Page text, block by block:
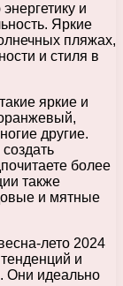
и
Яркие
пляжах,
и стиля в
яркие и
другие.
более
также
и мятные
лето 2024
и
Они идеально